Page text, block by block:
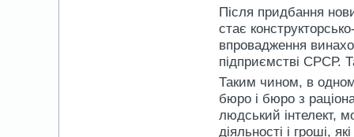
Після придбання
стає
впровадження
підприємстві СРСР.
Таким чином, в
бюро і бюро з
людський інтелект,
діяльності і гроші,